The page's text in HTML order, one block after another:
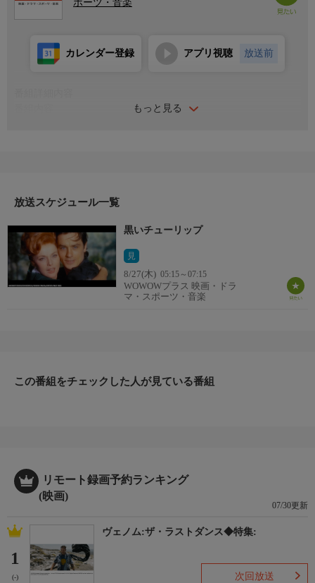
ポーツ・音楽
もっと見る
カレンダー登録 アプリ視聴 放送前
リップ”と呼ばれる盗賊が日夜、貴族たちから金品を強奪してい
憲兵隊長に顔に傷を付けられたギヨームは、自分の正体が明らか
になるのを恐れ、瓜二つの弟ジュリアンを呼び寄せ、自分の代役
を頼むのだが……。
放送スケジュール一覧
黒いチューリップ
見
8/27(木) 05:15～07:15
WOWOWプラス 映画・ドラ
マ・スポーツ・音楽
この番組をチェックした人が見ている番組
リモート録画予約ランキング
(映画)
07/30更新
1
(-)
ヴェノム:ザ・ラストダンス◆特集:
次回放送